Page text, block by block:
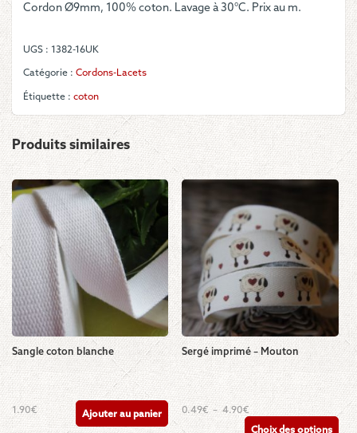
Tressage
beige
Cordon Ø9mm, 100% coton. Lavage à 30°C. Prix au m.
UGS : 1382-16UK
Catégorie : Cordons-Lacets
Étiquette : coton
Produits similaires
Sangle coton blanche
1.90€ Ajouter au panier
Sergé imprimé – Mouton
0.49€ – 4.90€Plage
Choix des options
Ce
produit